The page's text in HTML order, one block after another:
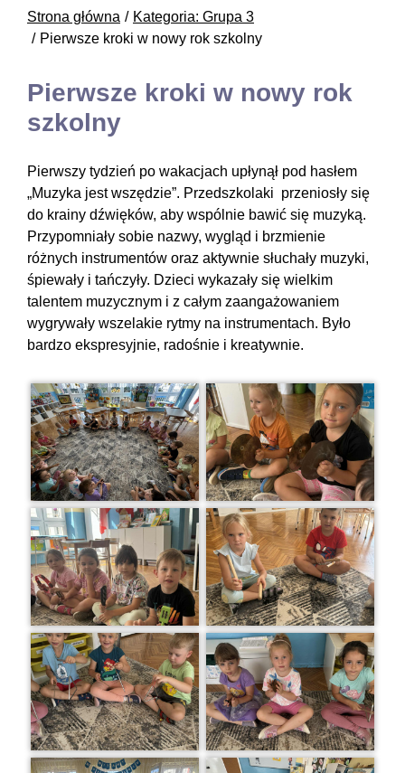
Strona główna
Kategoria: Grupa 3
Pierwsze kroki w nowy rok szkolny
Pierwsze kroki w nowy rok
szkolny
Pierwszy tydzień po wakacjach upłynął pod hasłem
„Muzyka jest wszędzie”. Przedszkolaki przeniosły się
do krainy dźwięków, aby wspólnie bawić się muzyką.
Przypomniały sobie nazwy, wygląd i brzmienie
różnych instrumentów oraz aktywnie słuchały muzyki,
śpiewały i tańczyły. Dzieci wykazały się wielkim
talentem muzycznym i z całym zaangażowaniem
wygrywały wszelakie rytmy na instrumentach. Było
bardzo ekspresyjnie, radośnie i kreatywnie.